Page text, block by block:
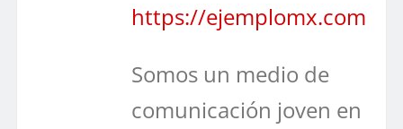
https://ejemplomx.com
Somos un medio de
comunicación joven en